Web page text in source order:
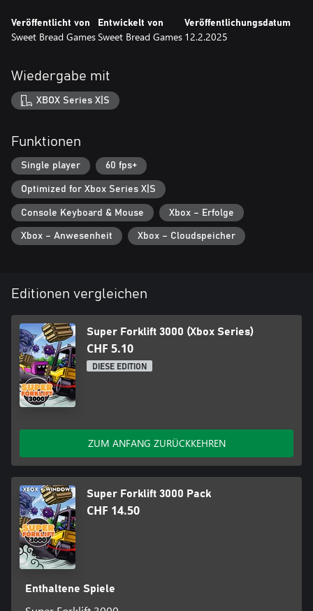
Veröffentlicht von
Sweet Bread Games
Entwickelt von
Sweet Bread Games
Veröffentlichungsdatum
12.2.2025
Wiedergabe mit
XBOX Series X|S
Funktionen
Single player 60 fps+
Optimized for Xbox Series X|S
Console Keyboard & Mouse Xbox – Erfolge
Xbox – Anwesenheit Xbox – Cloudspeicher
Editionen vergleichen
Super Forklift 3000 (Xbox Series)
CHF 5.10
DIESE EDITION
ZUM ANFANG ZURÜCKKEHREN
Super Forklift 3000 Pack
CHF 14.50
Enthaltene Spiele